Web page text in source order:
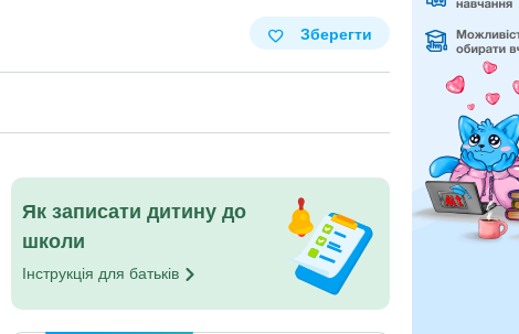
Зберегти
Як записати дитину до
школи
Інструкція для батьків